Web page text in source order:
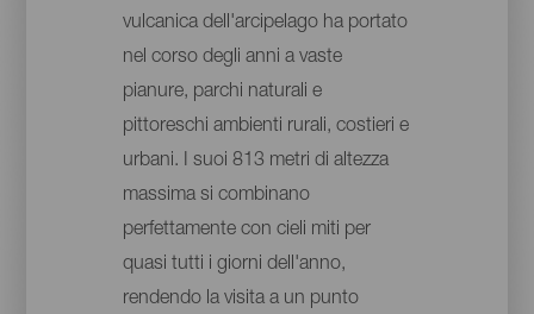
vulcanica dell'arcipelago ha portato
nel corso degli anni a vaste
pianure, parchi naturali e
pittoreschi ambienti rurali, costieri e
urbani. I suoi 813 metri di altezza
massima si combinano
perfettamente con cieli miti per
quasi tutti i giorni dell'anno,
rendendo la visita a un punto